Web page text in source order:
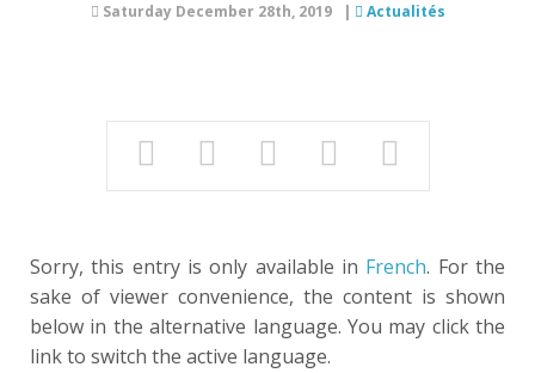
Saturday December 28th, 2019 | Actualités
Sorry, this entry is only available in French. For the
sake of viewer convenience, the content is shown
below in the alternative language. You may click the
link to switch the active language.